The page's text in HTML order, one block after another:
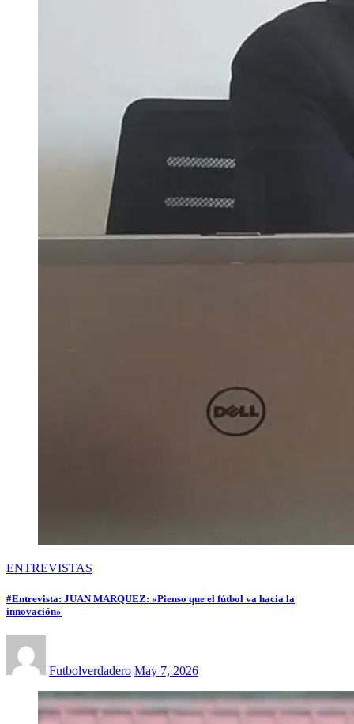
ENTREVISTAS
#Entrevista: JUAN MARQUEZ: «Pienso que el fútbol va hacia la
innovación»
Futbolverdadero May 7, 2026